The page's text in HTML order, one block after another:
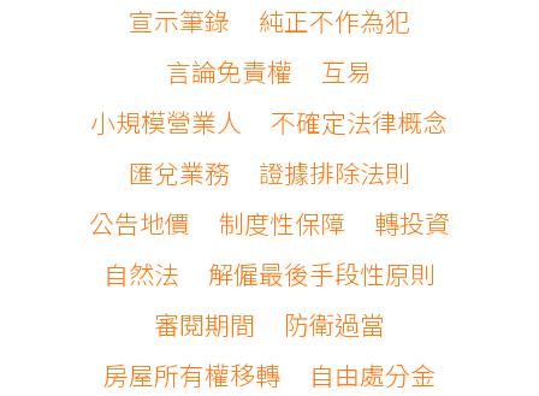
宣示筆錄
純正不作為犯
言論免責權
互易
小規模營業人
不確定法律概念
匯兌業務
證據排除法則
公告地價
制度性保障
轉投資
自然法
解僱最後手段性原則
審閱期間
防衛過當
房屋所有權移轉
自由處分金